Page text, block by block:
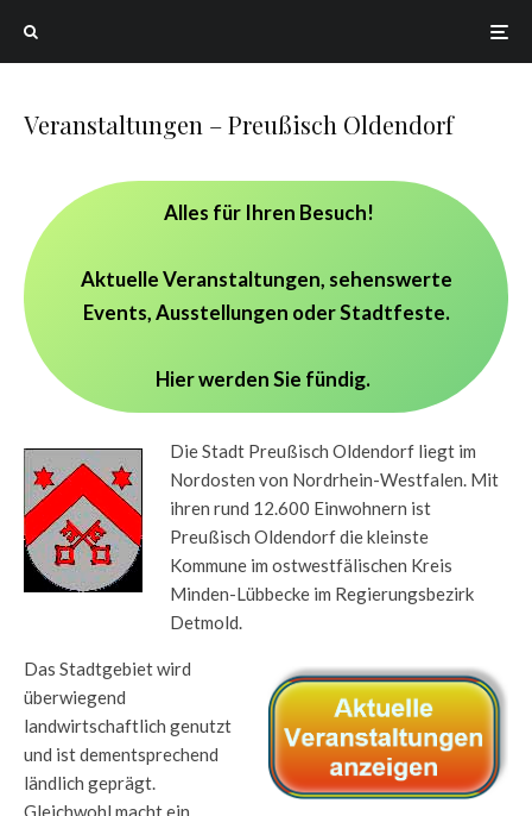
Veranstaltungen – Preußisch Oldendorf
Alles für Ihren Besuch!
Aktuelle Veranstaltungen, sehenswerte
Events, Ausstellungen oder Stadtfeste.
Hier werden Sie fündig.
Die Stadt Preußisch Oldendorf liegt im
Nordosten von Nordrhein-Westfalen. Mit
ihren rund 12.600 Einwohnern ist
Preußisch Oldendorf die kleinste
Kommune im ostwestfälischen Kreis
Minden-Lübbecke im Regierungsbezirk
Detmold.
Das Stadtgebiet wird
überwiegend
landwirtschaftlich genutzt
und ist dementsprechend
ländlich geprägt.
Gleichwohl macht ein